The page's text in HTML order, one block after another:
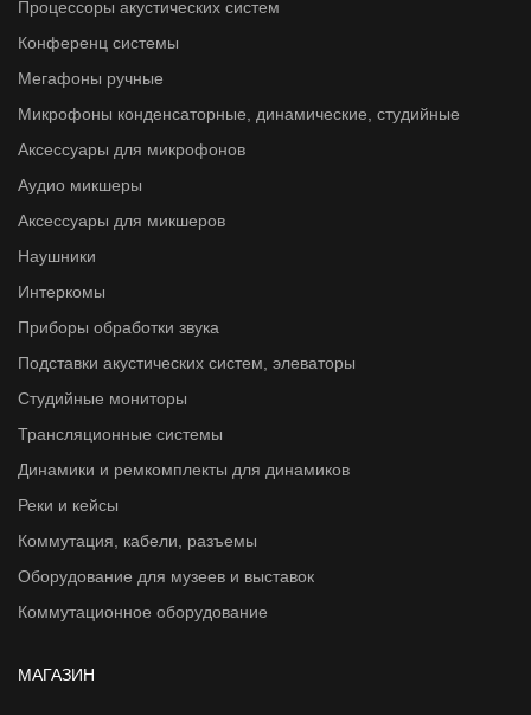
Процессоры акустических систем
Конференц системы
Мегафоны ручные
Микрофоны конденсаторные, динамические, студийные
Аксессуары для микрофонов
Аудио микшеры
Аксессуары для микшеров
Наушники
Интеркомы
Приборы обработки звука
Подставки акустических систем, элеваторы
Студийные мониторы
Трансляционные системы
Динамики и ремкомплекты для динамиков
Реки и кейсы
Коммутация, кабели, разъемы
Оборудование для музеев и выставок
Коммутационное оборудование
МАГАЗИН